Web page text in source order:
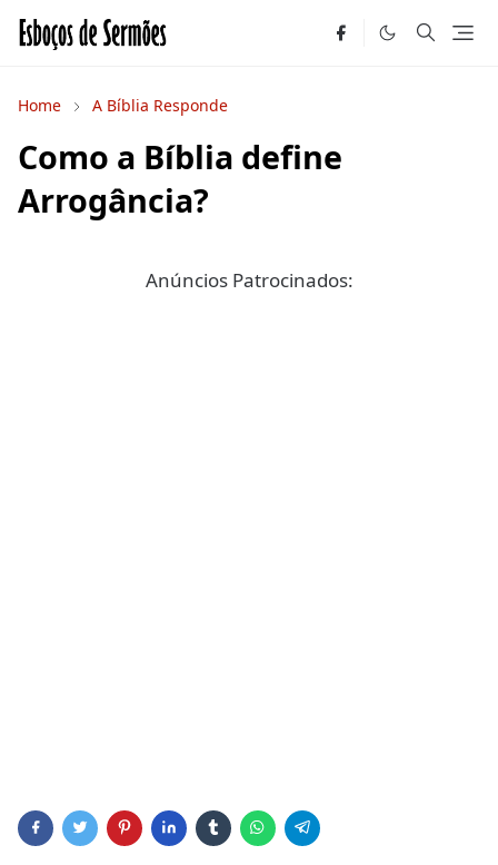
Home A Bíblia Responde
Como a Bíblia define
Arrogância?
Anúncios Patrocinados: